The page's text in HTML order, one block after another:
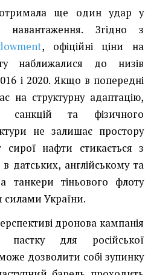
отримала ще один удар у
навантаження. Згідно з
, офіційні ціни на
наближалися до низів
і 2020. Якщо в попередні
на структурну адаптацію,
санкцій та фізичного
не залишає простору
нафти стикається з
датських, англійському та
танкери тіньового флоту
силами України.
дронова кампанія
пастку для російської
дозволити собі зупинку